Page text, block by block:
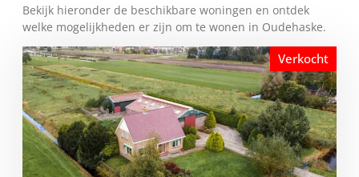
Bekijk hieronder de beschikbare woningen en ontdek
welke mogelijkheden er zijn om te wonen in Oudehaske.
Verkocht